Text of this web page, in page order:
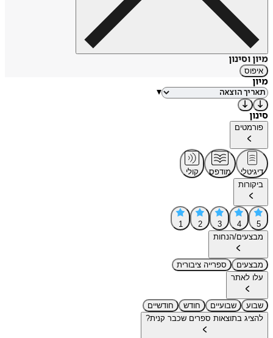
מיון וסינון
איפוס
מיון
▾
סינון
פורמטים
דיגיטלי מודפס
קולי
ביקורות
5
4
3
2
1
מבצעים/הנחות
מבצעים
ספרייה ציבורית
עלו לאתר
שבוע שבועיים חודש
חודשיים
להציג בתוצאות ספרים שכבר קנית?